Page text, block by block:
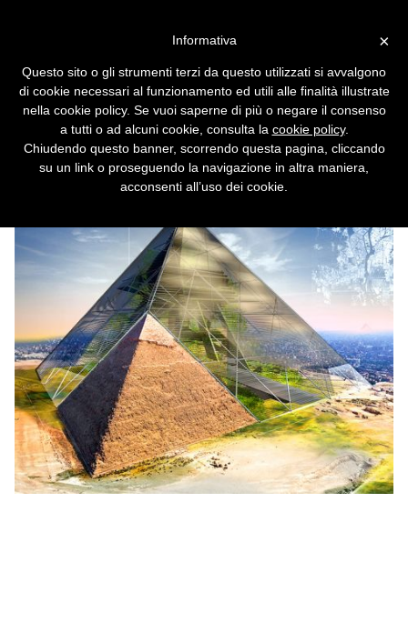
d'Egitto contro la
desertificazione
Gli antichi monumenti tornano a nuova vita
all'interno di un progetto avveniristico.
×
Informativa
Questo sito o gli strumenti terzi da questo utilizzati si avvalgono
di cookie necessari al funzionamento ed utili alle finalità illustrate
nella cookie policy. Se vuoi saperne di più o negare il consenso
a tutti o ad alcuni cookie, consulta la cookie policy.
Chiudendo questo banner, scorrendo questa pagina, cliccando
su un link o proseguendo la navigazione in altra maniera,
acconsenti all’uso dei cookie.